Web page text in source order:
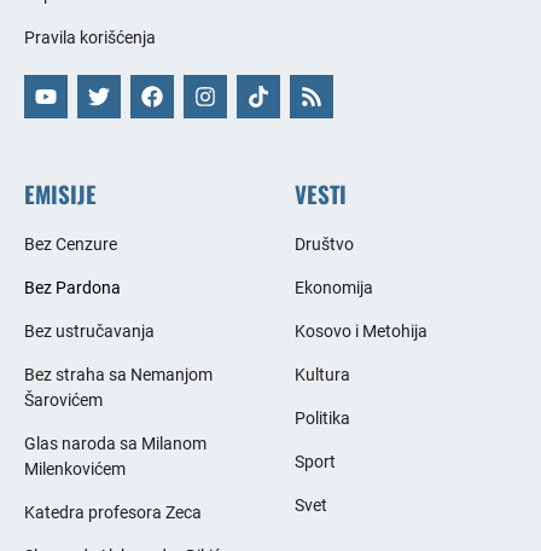
Pravila korišćenja
EMISIJE
Bez Cenzure
Bez Pardona
Bez ustručavanja
Bez straha sa Nemanjom
Šarovićem
Glas naroda sa Milanom
Milenkovićem
Katedra profesora Zeca
VESTI
Društvo
Ekonomija
Kosovo i Metohija
Kultura
Politika
Sport
Svet